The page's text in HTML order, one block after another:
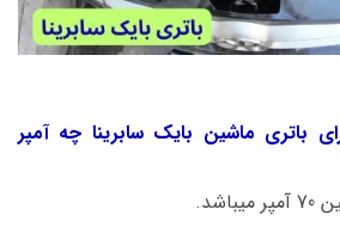
باتری ماشین بایک سابرینا چه آمپر